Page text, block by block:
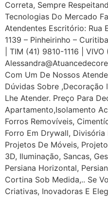
Correta, Sempre
Tecnologias Do Mercado
Atendentes Escritório: Rua
1139 – Pinheirinho –
| TIM (41) 9810-1116 |
Com Um De Nossos
Dúvidas Sobre
Lhe Atender. Preço Para
Apartamento,Isolamento
Forros Removíveis,
Forro Em Drywall,
Projetos De Móveis,
3D, Iluminação, Sancas,
Persiana Horizontal,
Cortina Sob Medida,.. Se
Criativas, Inovadoras E